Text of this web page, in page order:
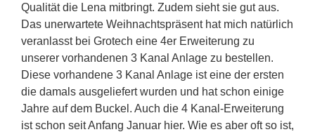
Qualität die Lena mitbringt. Zudem sieht sie gut aus.
Das unerwartete Weihnachtspräsent hat mich natürlich
veranlasst bei Grotech eine 4er Erweiterung zu
unserer vorhandenen 3 Kanal Anlage zu bestellen.
Diese vorhandene 3 Kanal Anlage ist eine der ersten
die damals ausgeliefert wurden und hat schon einige
Jahre auf dem Buckel. Auch die 4 Kanal-Erweiterung
ist schon seit Anfang Januar hier. Wie es aber oft so ist,